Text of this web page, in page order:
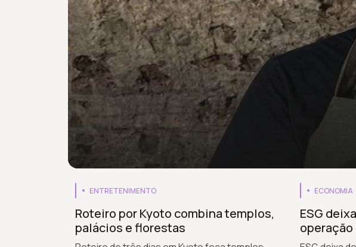
ENTRETENIMENTO
Roteiro por Kyoto combina templos,
palácios e florestas
ECONOMIA
ESG